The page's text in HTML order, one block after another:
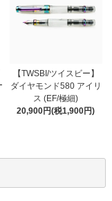
【TWSBI/ツイスビー】
ダイヤモンド580 アイリ
ス (EF/極細)
20,900円(税1,900円)